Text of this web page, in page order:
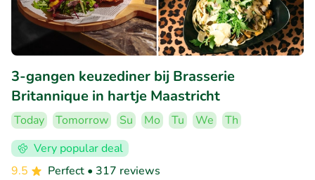
3-gangen keuzediner bij Brasserie
Britannique in hartje Maastricht
Today Tomorrow Su Mo Tu We
Th
Very popular deal
9.5
Perfect • 317 reviews